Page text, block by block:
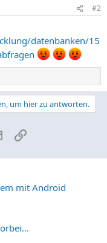
#2
datenbanken/15
um hier zu antworten.
E-MailLink
mit Android